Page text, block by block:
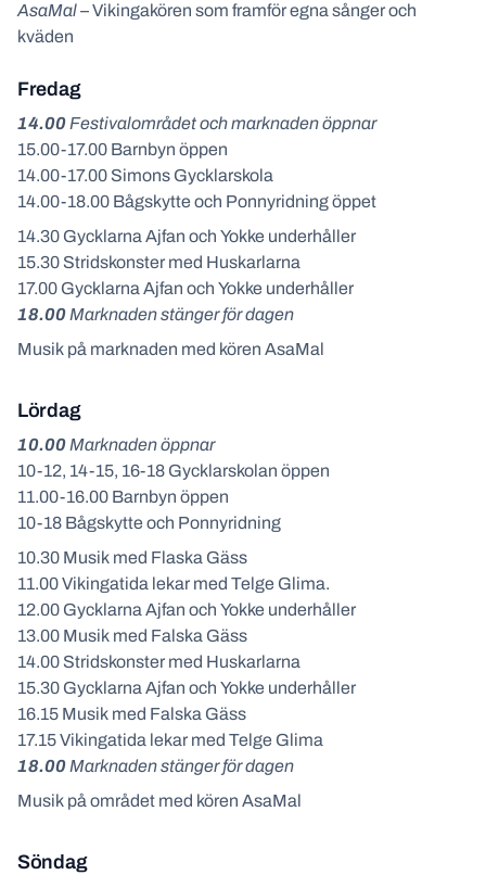
AsaMal –Vikingakören som framför egna sånger och
kväden
Fredag
14.00 Festivalområdet och marknaden öppnar
15.00-17.00 Barnbyn öppen
14.00-17.00 Simons Gycklarskola
14.00-18.00 Bågskytte och Ponnyridning öppet
14.30 Gycklarna Ajfan och Yokke underhåller
15.30 Stridskonster med Huskarlarna
17.00 Gycklarna Ajfan och Yokke underhåller
18.00 Marknaden stänger för dagen
Musik på marknaden med kören AsaMal
Lördag
10.00 Marknaden öppnar
10-12, 14-15, 16-18 Gycklarskolan öppen
11.00-16.00 Barnbyn öppen
10-18 Bågskytte och Ponnyridning
10.30 Musik med Flaska Gäss
11.00 Vikingatida lekar med Telge Glima.
12.00 Gycklarna Ajfan och Yokke underhåller
13.00 Musik med Falska Gäss
14.00 Stridskonster med Huskarlarna
15.30 Gycklarna Ajfan och Yokke underhåller
16.15 Musik med Falska Gäss
17.15 Vikingatida lekar med Telge Glima
18.00 Marknaden stänger för dagen
Musik på området med kören AsaMal
Söndag